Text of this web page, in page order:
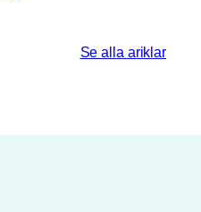
Se alla ariklar